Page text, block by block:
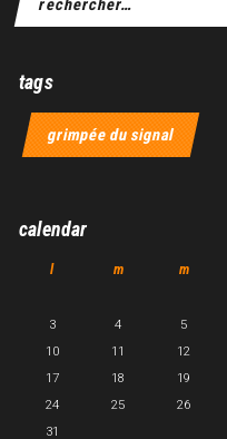
tags
grimpée du signal
calendar
l m m
3
4 5
10
11 12
17
18 19
24
25 26
31